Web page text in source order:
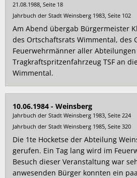
21.08.1988, Seite 18
Jahrbuch der Stadt Weinsberg 1983, Seite 102
Am Abend übergab Bürgermeister
des Ortschaftsrats Wimmental, des
Feuerwehrmänner aller
Tragkraftspritzenfahrzeug TSF an
Wimmental.
10.06.1984 - Weinsberg
Jahrbuch der Stadt Weinsberg 1983, Seite 224
Jahrbuch der Stadt Weinsberg 1985, Seite 320
Die 1te Hocketse der Abteilung
gerufen. Ein Tag lang wird im
Besuch dieser Veranstaltung war
anwesenden Bürger konnten ein